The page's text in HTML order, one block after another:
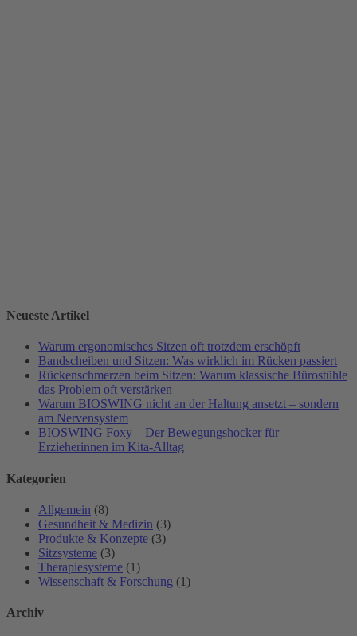
Neueste Artikel
Warum ergonomisches Sitzen oft trotzdem erschöpft
Bandscheiben und Sitzen: Was wirklich im Rücken passiert
Rückenschmerzen beim Sitzen: Warum klassische Bürostühle
das Problem oft verstärken
Warum BIOSWING nicht an der Haltung ansetzt – sondern
am Nervensystem
BIOSWING Foxy – Der Bewegungshocker für
Erzieherinnen im Kita-Alltag
Kategorien
Allgemein (8)
Gesundheit & Medizin (3)
Produkte & Konzepte (3)
Sitzsysteme (3)
Therapiesysteme (1)
Wissenschaft & Forschung (1)
Archiv